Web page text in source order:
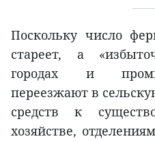
Поскольку число
стареет, а
городах и
переезжают в
средств к
хозяйстве,